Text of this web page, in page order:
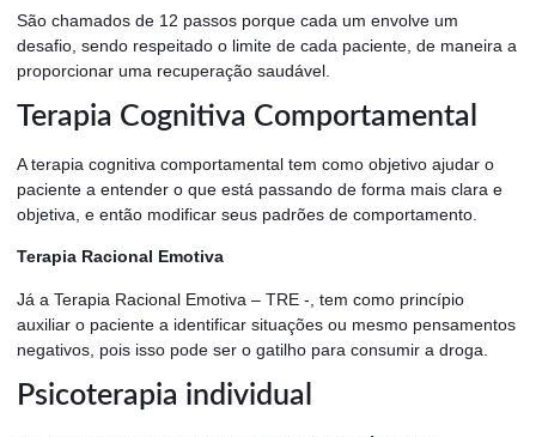
São chamados de 12 passos porque cada um envolve um
desafio, sendo respeitado o limite de cada paciente, de maneira a
proporcionar uma recuperação saudável.
Terapia Cognitiva Comportamental
A terapia cognitiva comportamental tem como objetivo ajudar o
paciente a entender o que está passando de forma mais clara e
objetiva, e então modificar seus padrões de comportamento.
Terapia Racional Emotiva
Já a Terapia Racional Emotiva – TRE -, tem como princípio
auxiliar o paciente a identificar situações ou mesmo pensamentos
negativos, pois isso pode ser o gatilho para consumir a droga.
Psicoterapia individual